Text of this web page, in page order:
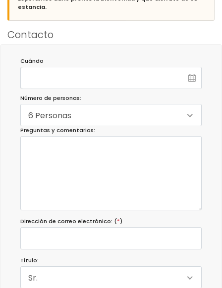
estancia.
Contacto
Cuándo
Número de personas:
6 Personas
Preguntas y comentarios:
Dirección de correo electrónico: (*)
Título:
Sr.